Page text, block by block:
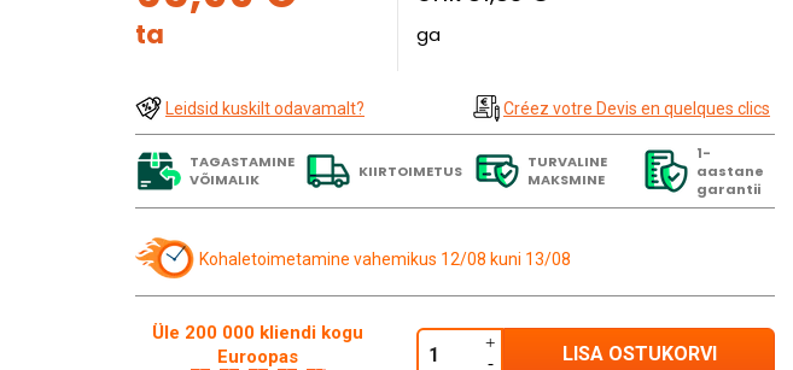
ta
ga
Leidsid kuskilt odavamalt? Créez votre Devis en quelques clics
TAGASTAMINE
VÕIMALIK
KIIRTOIMETUS
TURVALINE
MAKSMINE
1-
aastane
garantii
Kohaletoimetamine vahemikus 12/08 kuni 13/08
Üle 200 000 kliendi kogu
Euroopas
LISA OSTUKORVI